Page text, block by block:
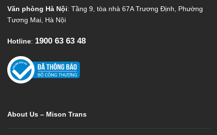
Văn phòng Hà Nội: Tầng 9, tòa nhà 67A Trương Định, Phường
Tương Mai, Hà Nội
Hotline: 1900 63 63 48
About Us – Mison Trans